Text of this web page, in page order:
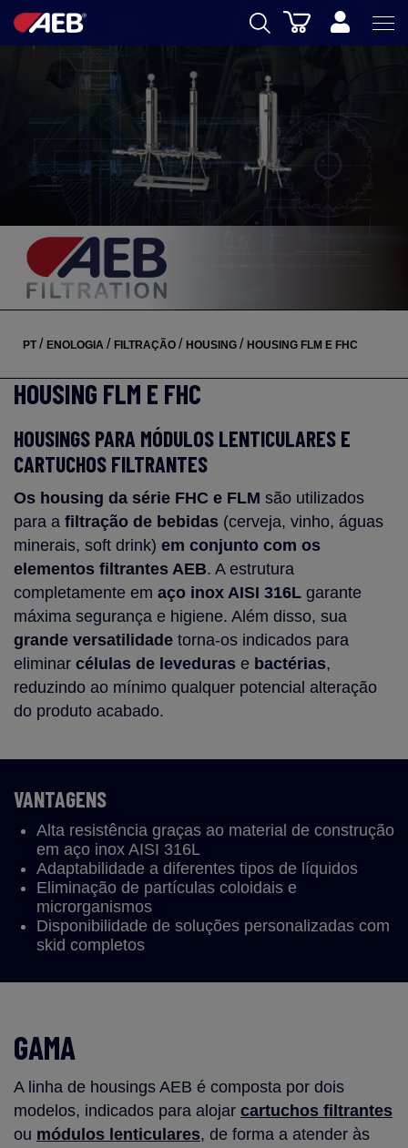
CERVEJA
FOOD
AEB ACADEMY
eSHOP
PT
Carrinho
PT/ ENOLOGIA / FILTRAÇÃO / HOUSING / HOUSING FLM E FHC
HOUSING FLM E FHC
HOUSINGS PARA MÓDULOS LENTICULARES E
CARTUCHOS FILTRANTES
Os housing da série FHC e FLM são utilizados
para a filtração de bebidas (cerveja, vinho, águas
minerais, soft drink) em conjunto com os
elementos filtrantes AEB. A estrutura
completamente em aço inox AISI 316L garante
máxima segurança e higiene. Além disso, sua
grande versatilidade torna-os indicados para
eliminar células de leveduras e bactérias,
reduzindo ao mínimo qualquer potencial alteração
do produto acabado.
VANTAGENS
Alta resistência graças ao material de construção
em aço inox AISI 316L
Adaptabilidade a diferentes tipos de líquidos
Eliminação de partículas coloidais e
microrganismos
Disponibilidade de soluções personalizadas com
skid completos
GAMA
A linha de housings AEB é composta por dois
modelos, indicados para alojar cartuchos filtrantes
ou módulos lenticulares, de forma a atender às